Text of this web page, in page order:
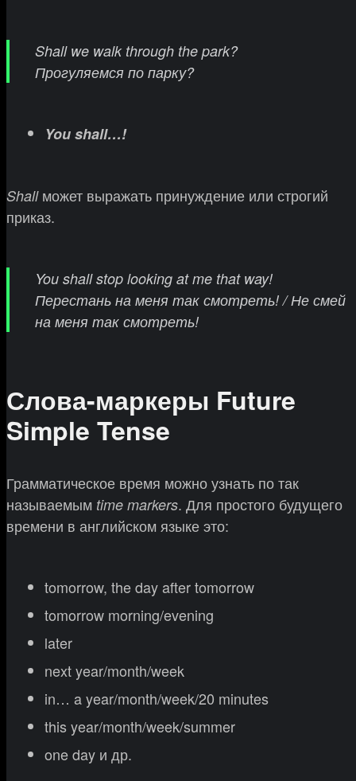
Shall we walk through the park?
Прогуляемся по парку?
You shall…!
Shall может выражать принуждение или строгий
приказ.
You shall stop looking at me that way!
Перестань на меня так смотреть! / Не смей
на меня так смотреть!
Слова-маркеры Future
Simple Tense
Грамматическое время можно узнать по так
называемым time markers. Для простого будущего
времени в английском языке это:
tomorrow, the day after tomorrow
tomorrow morning/evening
later
next year/month/week
in… a year/month/week/20 minutes
this year/month/week/summer
one day и др.